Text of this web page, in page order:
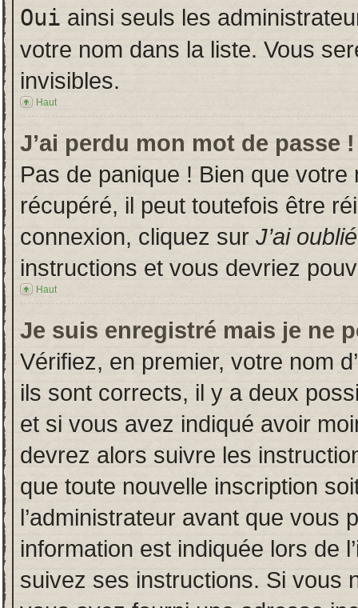
Oui ainsi seuls les
votre nom dans la liste. Vous
invisibles.
Haut
J’ai perdu mon mot de passe !
Pas de panique ! Bien que
récupéré, il peut toutefois être
connexion, cliquez sur J’ai
instructions et vous devriez
Haut
Je suis enregistré mais je ne
Vérifiez, en premier, votre nom
ils sont corrects, il y a deux
et si vous avez indiqué avoir
devrez alors suivre les
que toute nouvelle inscription
l’administrateur avant que vous
information est indiquée lors de
suivez ses instructions. Si vous